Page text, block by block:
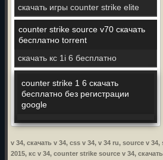
скачать игры counter strike elite
counter strike source v70 скачать
бесплатно torrent
скачать кс 1і 6 бесплатно
counter strike 1 6 скачать
бесплатно без регистрации
google
v 34, скачать v 34, css v 34, v 34 ru, source v
2015, кс v 34, counter strike source v 34,